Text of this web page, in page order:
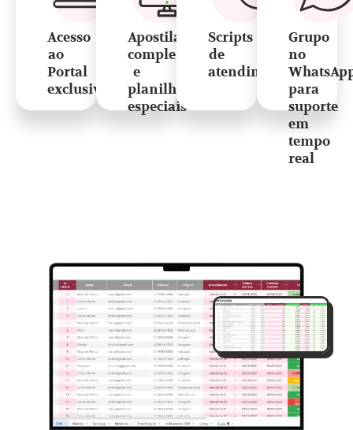
Acesso
ao
Portal
exclusivo
Apostilas
complementares
e
planilhas
especiais
Scripts
de
atendimento
Grupo
no
para
suporte
em
tempo
real